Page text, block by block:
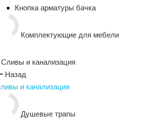
Кнопка арматуры бачка
Комплектующие для мебели
Сливы и канализация
Назад
и канализация
Душевые трапы